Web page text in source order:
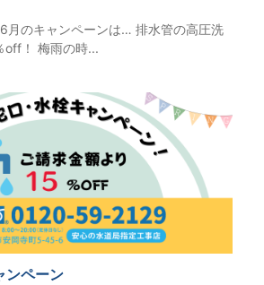
月のキャンペーンは… 排水管の高圧洗
off！ 梅雨の時...
ンペーン